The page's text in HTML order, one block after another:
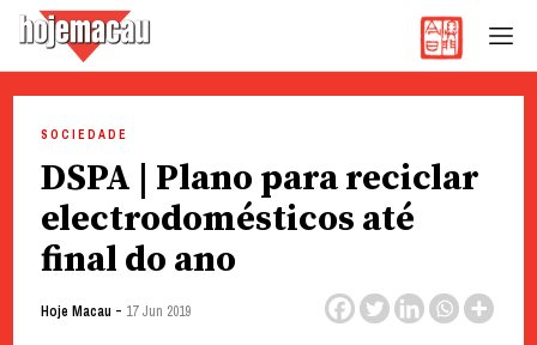
content
SOCIEDADE
DSPA | Plano para reciclar
electrodomésticos até
final do ano
Hoje Macau - 17 Jun 2019